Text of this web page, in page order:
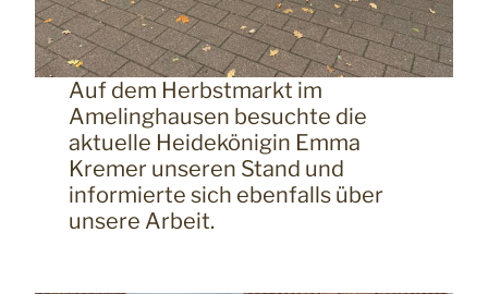
Auf dem Herbstmarkt im
Amelinghausen besuchte die
aktuelle Heidekönigin Emma
Kremer unseren Stand und
informierte sich ebenfalls über
unsere Arbeit.